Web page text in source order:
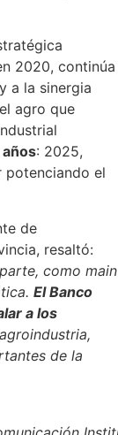
2020, continúa
a la sinergia
agro que
: 2025,
el
de
resaltó:
como main
El Banco
a los
de la